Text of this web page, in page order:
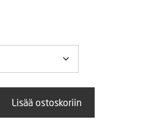
TYVEK-
Lisää ostoskoriin